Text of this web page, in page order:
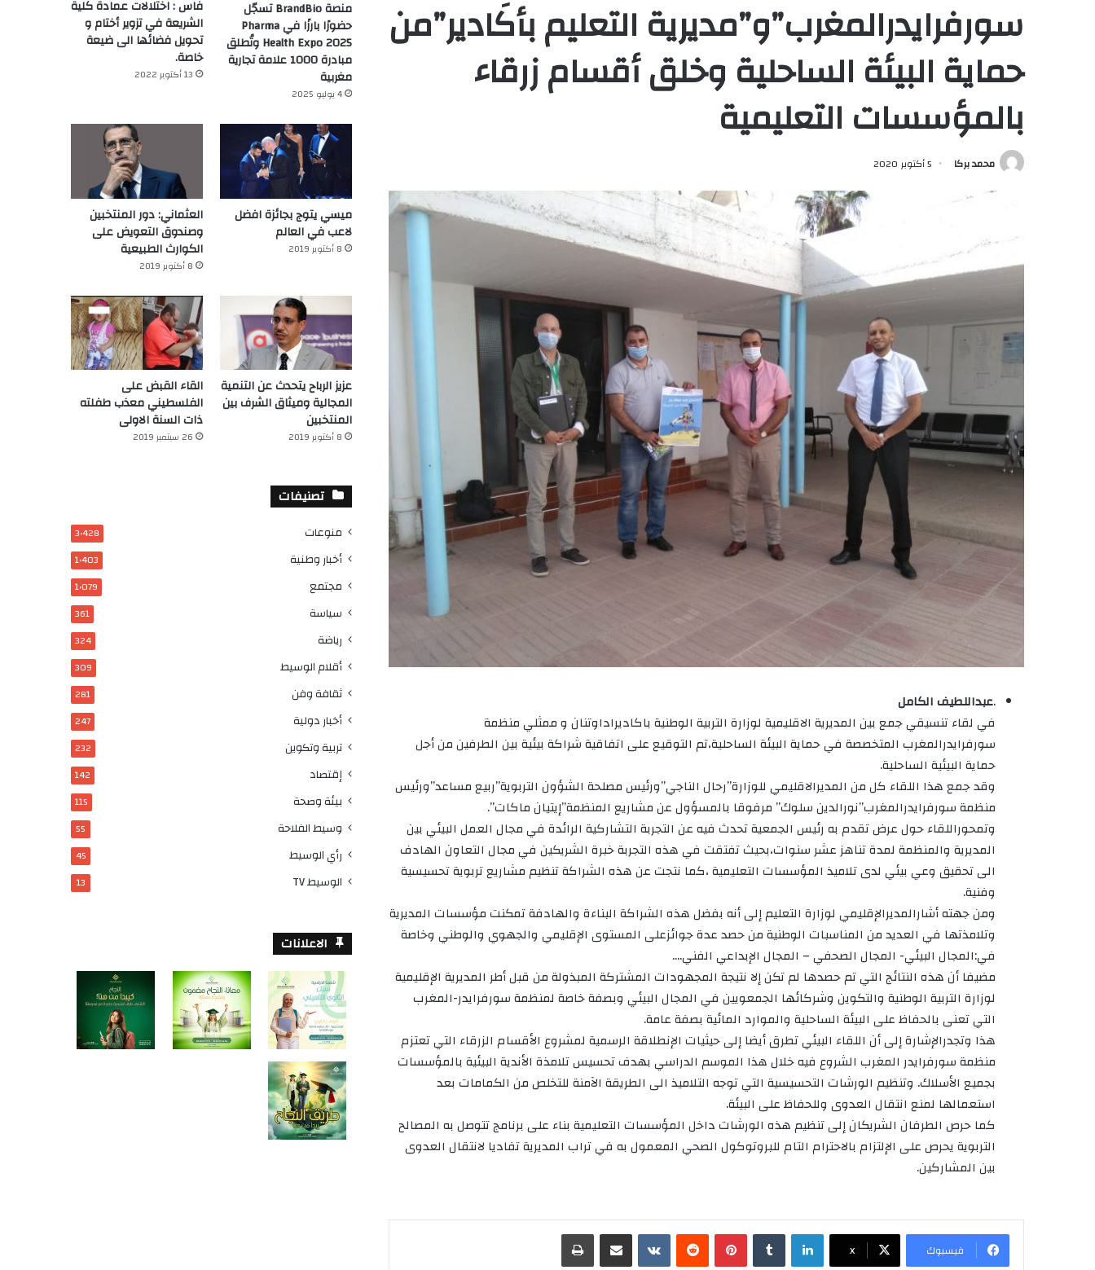
سورفرايدرالمغرب”و”مديرية التعليم بأكَادير”من
حماية البيئة الساحلية وخلق أقسام زرقاء
بالمؤسسات التعليمية
محمد بركا 5 أكتوبر 2020
.عبداللطيف الكامل
في لقاء تنسيقي جمع بين المديرية الاقليمية لوزارة التربية الوطنية باكاديراداوتنان و ممثلي منظمة
سورفرايدرالمغرب المتخصصة في حماية البيئة الساحلية،تم التوقيع على اتفاقية شراكة بيئية بين الطرفين من أجل
حماية البيئية الساحلية.
وقد جمع هذا اللقاء كل من المديرالاقليمي للوزارة”رحال الناجي”ورئيس مصلحة الشؤون التربوية”ربيع مساعد”ورئيس
منظمة سورفرايدرالمغرب”نورالدين سلوك” مرفوقا بالمسؤول عن مشاريع المنظمة”إيتيان ماكات”.
وتمحوراللقاء حول عرض تقدم به رئيس الجمعية تحدث فيه عن التجربة التشاركية الرائدة في مجال العمل البيئي بين
المديرية والمنظمة لمدة تناهز عشر سنوات،بحيث تفتقت في هذه التجربة خبرة الشريكين في مجال التعاون الهادف
الى تحقيق وعي بيئي لدى تلاميذ المؤسسات التعليمية ،كما نتجت عن هذه الشراكة تنظيم مشاريع تربوية تحسيسية
وفنية.
ومن جهته أشارالمديرالإقليمي لوزارة التعليم إلى أنه بفضل هذه الشراكة البناءة والهادفة تمكنت مؤسسات المديرية
وتلامذتها في العديد من المناسبات الوطنية من حصد عدة جوائزعلى المستوى الإقليمي والجهوي والوطني وخاصة
في:المجال البيئي- المجال الصحفي – المجال الإبداعي الفني….
مضيفا أن هذه النتائج التي تم حصدها لم تكن إلا نتيجة المجهودات المشتركة المبذولة من قبل أطر المديرية الإقليمية
لوزارة التربية الوطنية والتكوين وشركائها الجمعويين في المجال البيئي وبصفة خاصة لمنظمة سورفرايدر-المغرب
التي تعنى بالحفاظ على البيئة الساحلية والموارد المائية بصفة عامة.
هذا وتجدرالإشارة إلى أن اللقاء البيئي تطرق أيضا إلى حيثيات الإنطلاقة الرسمية لمشروع الأقسام الزرقاء التي تعتزم
منظمة سورفرايدر المغرب الشروع فيه خلال هذا الموسم الدراسي بهدف تحسيس تلامذة الأندية البيئية بالمؤسسات
بجميع الأسلاك. وتنظيم الورشات التحسيسية التي توجه التلاميذ الى الطريقة الآمنة للتخلص من الكمامات بعد
استعمالها لمنع انتقال العدوى وللحفاظ على البيئة.
كما حرص الطرفان الشريكان إلى تنظيم هذه الورشات داخل المؤسسات التعليمية بناء على برنامج تتوصل به المصالح
التربوية يحرص على الإلتزام بالاحترام التام للبروتوكول الصحي المعمول به في تراب المديرية تفاديا لانتقال العدوى
بين المشاركين.
فيسبوك X
لينكدإن بينتيريست
منصة BrandBio تسجّل
حضورًا بارزًا في Pharma
Health Expo 2025 وتُطلق
مبادرة 1000 علامة تجارية
مغربية
4 يوليو 2025
فاس : اختلالات عمادة كلية
الشريعة في تزوير أختام و
تحويل فضائها الى ضيعة
خاصة.
13 أكتوبر 2022
ميسي يتوج بجائزة افضل
لاعب في العالم‎
8 أكتوبر 2019
العثماني: دور المنتخبين
وصندوق التعويض على
الكوارث الطبيعية
8 أكتوبر 2019
عزيز الرباح يتحدث عن التنمية
المجالية وميثاق الشرف بين
المنتخبين
8 أكتوبر 2019
القاء القبض على
الفلسطيني معذب طفلته
ذات السنة الاولى
26 سبتمبر 2019
تصنيفات
منوعات 3٬428
أخبار وطنية 1٬403
مجتمع 1٬079
سياسة 361
رياضة 324
أقلام الوسيط 309
ثقافة وفن 281
أخبار دولية 247
تربية وتكوين 232
إقتصاد 142
بيئة وصحة 115
وسيط الفلاحة 55
رأي الوسيط 45
الوسيط TV 13
الاعلانات